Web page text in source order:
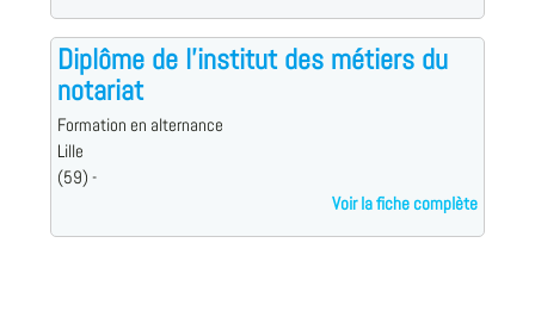
Diplôme de l'institut des métiers du
notariat
Formation en alternance
Lille
(59) -
Voir la fiche complète